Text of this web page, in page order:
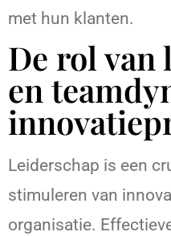
met hun klanten.
De rol van
en
Leiderschap is een
stimuleren van
organisatie.